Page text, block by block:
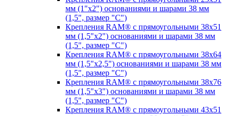
мм (1"х2") основаниями и шарами 38 мм
(1,5", размер "C")
Крепления RAM® с прямоугольными 38х51
мм (1,5"х2") основаниями и шарами 38 мм
(1,5", размер "C")
Крепления RAM® с прямоугольными 38х64
мм (1,5"х2,5") основаниями и шарами 38 мм
(1,5", размер "C")
Крепления RAM® с прямоугольными 38х76
мм (1,5"х3") основаниями и шарами 38 мм
(1,5", размер "C")
Крепления RAM® с прямоугольными 43х51